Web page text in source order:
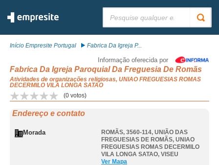
Início Empresite Portugal Fabrica Da Igreja P...
Informação oferecida por
Fabrica Da Igreja Paroquial Da Freguesia De Romãs
Atividades de organizações religiosas, UNIAO FREGUESIAS ROMAS
DECERMILO VILA LONGA SATAO
(0 votos)
Endereço e contato
Morada
ROMÃS, 3560-114, UNIÃO DAS
FREGUESIAS DE ROMÃS, UNIAO
FREGUESIAS ROMAS DECERMILO
VILA LONGA SATAO, VISEU
Ver Mapa